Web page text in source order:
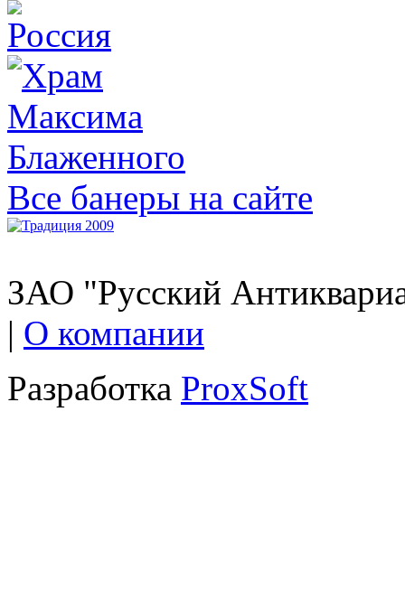
Все банеры на сайте
ЗАО "Русский
| О компании
Разработка ProxSoft